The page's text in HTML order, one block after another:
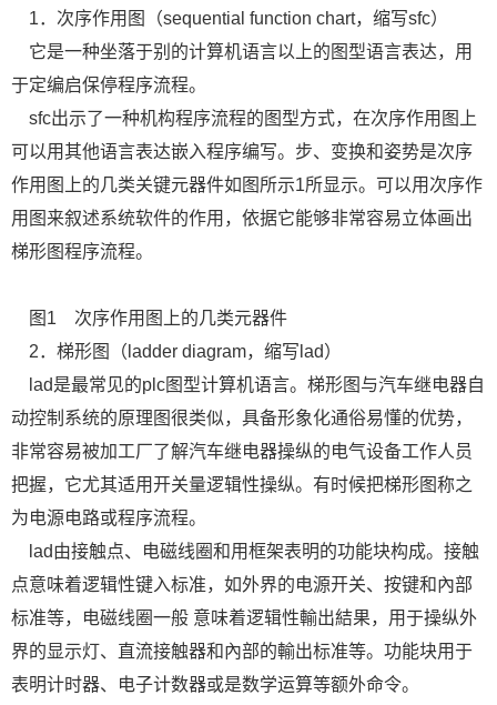
1．次序作用图（sequential function chart，缩写sfc）
它是一种坐落于别的计算机语言以上的图型语言表达，用
于定编启保停程序流程。
sfc出示了一种机构程序流程的图型方式，在次序作用图上
可以用其他语言表达嵌入程序编写。步、变换和姿势是次序
作用图上的几类关键元器件如图所示1所显示。可以用次序作
用图来叙述系统软件的作用，依据它能够非常容易立体画出
梯形图程序流程。
图1 次序作用图上的几类元器件
2．梯形图（ladder diagram，缩写lad）
lad是最常见的plc图型计算机语言。梯形图与汽车继电器自
动控制系统的原理图很类似，具备形象化通俗易懂的优势，
非常容易被加工厂了解汽车继电器操纵的电气设备工作人员
把握，它尤其适用开关量逻辑性操纵。有时候把梯形图称之
为电源电路或程序流程。
lad由接触点、电磁线圈和用框架表明的功能块构成。接触
点意味着逻辑性键入标准，如外界的电源开关、按键和內部
标准等，电磁线圈一般 意味着逻辑性輸出結果，用于操纵外
界的显示灯、直流接触器和內部的輸出标准等。功能块用于
表明计时器、电子计数器或是数学运算等额外命令。